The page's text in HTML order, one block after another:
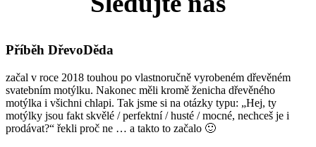
Příběh DřevoDěda
začal v roce 2018 touhou po vlastnoručně vyrobeném dřevěném
svatebním motýlku. Nakonec měli kromě ženicha dřevěného
motýlka i všichni chlapi. Tak jsme si na otázky typu: „Hej, ty
motýlky jsou fakt skvělé / perfektní / husté / mocné, nechceš je i
prodávat?“ řekli proč ne … a takto to začalo 🙂